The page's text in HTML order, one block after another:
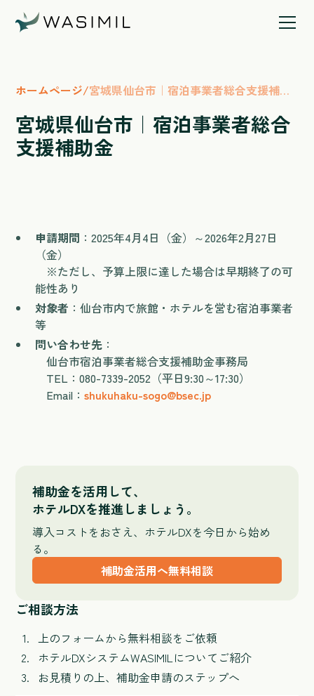
ホームページ/宮城県仙台市｜宿泊事業者総合支援補助
金
宮城県仙台市｜宿泊事業者総合
支援補助金
申請期間 ：2025年4月4日（金）～2026年2月27日
（金）
※ただし、予算上限に達した場合は早期終了の可
能性あり
対象者 ：仙台市内で旅館・ホテルを営む宿泊事業者
等
問い合わせ先 ：
仙台市宿泊事業者総合支援補助金事務局
TEL：080-7339-2052（平日9:30～17:30）
Email：shukuhaku-sogo@bsec.jp
補助金を活用して、
ホテルDXを推進しましょう。
導入コストをおさえ、ホテルDXを今日から始め
る。
補助金活用へ無料相談
ご相談方法
上のフォームから無料相談をご依頼
ホテルDXシステムWASIMILについてご紹介
お見積りの上、補助金申請のステップへ